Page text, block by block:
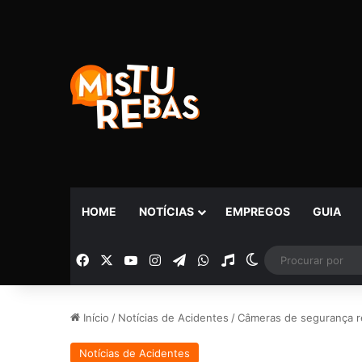
HOME NOTÍCIAS EMPREGOS GUIA
Facebook YouTubeInstagramTelegramWhatsApp
Rádio Switch skin
Início / Notícias de Acidentes /Câmeras de segurança
Notícias de Acidentes